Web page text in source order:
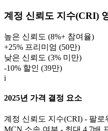
계정 신뢰도 지수(CRI)
높은 신뢰도 (8%+ 참여율)
+25% 프리미엄 (50만)
낮은 신뢰도 (3% 미만)
-10% 할인 (39만)
i
2025년 가격 결정 요소
계정 신뢰도 지수(CRI) - 팔
MCN 소속 여부 - 최대 4.7배